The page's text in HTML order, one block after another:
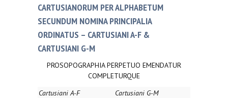
CARTUSIANORUM PER ALPHABETUM
SECUNDUM NOMINA PRINCIPALIA
ORDINATUS – CARTUSIANI A-F &
CARTUSIANI G-M
PROSOPOGRAPHIA PERPETUO EMENDATUR
COMPLETURQUE
Cartusiani A-F
Cartusiani G-M